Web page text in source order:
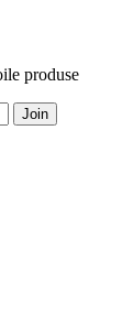
produse
Join